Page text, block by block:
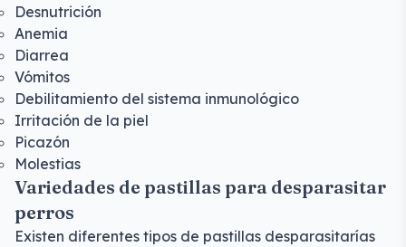
Desnutrición
Anemia
Diarrea
Vómitos
Debilitamiento del sistema inmunológico
Irritación de la piel
Picazón
Molestias
Variedades de pastillas para desparasitar
perros
Existen diferentes tipos de pastillas desparasitarías